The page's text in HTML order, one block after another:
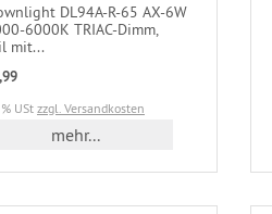
DL94A-R-65 AX-6W
6000K TRIAC-Dimm,
mit...
UStzzgl. Versandkosten
mehr...